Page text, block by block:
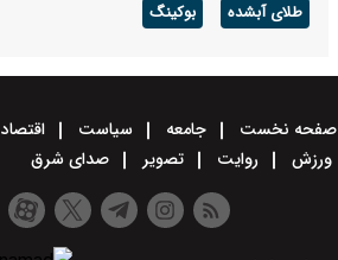
طلای آبشده بوکینگ
صفحه نخست جامعه سیاست اقتصاد
ورزش
روایت تصویر صدای شرق